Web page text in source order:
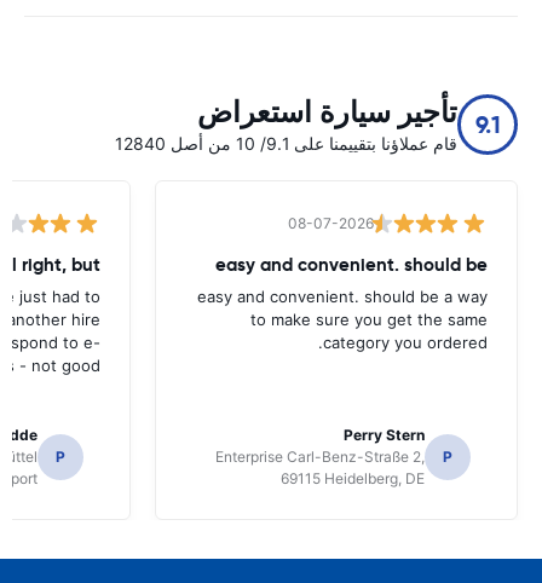
9.1 تأجير سيارة استعراض
قام عملاؤنا بتقييمنا على 9.1/ 10 من أصل 12840
08-07-2026
easy and convenient. should be
easy and convenient. should be a way
to make sure you get the same
category you ordered.
P
Perry Stern
Enterprise Carl-Benz-Straße 2,
69115 Heidelberg, DE
right, but
just had to
another hire
to e-
- not good.
P